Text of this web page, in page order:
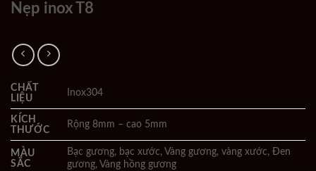
Nẹp inox T8
CHẤT
LIỆU
Inox304
KÍCH
THƯỚC
Rộng 8mm – cao 5mm
MÀU
SẮC
Bạc gương, bạc xước, Vàng gương, vàng xước, Đen
gương, Vàng hồng gương